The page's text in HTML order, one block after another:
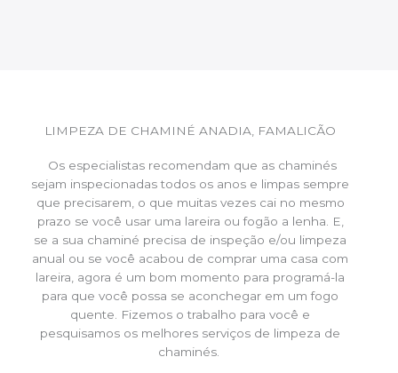
LIMPEZA DE CHAMINÉ ANADIA, FAMALICÃO
Os especialistas recomendam que as chaminés
sejam inspecionadas todos os anos e limpas sempre
que precisarem, o que muitas vezes cai no mesmo
prazo se você usar uma lareira ou fogão a lenha. E,
se a sua chaminé precisa de inspeção e/ou limpeza
anual ou se você acabou de comprar uma casa com
lareira, agora é um bom momento para programá-la
para que você possa se aconchegar em um fogo
quente. Fizemos o trabalho para você e
pesquisamos os melhores serviços de limpeza de
chaminés.